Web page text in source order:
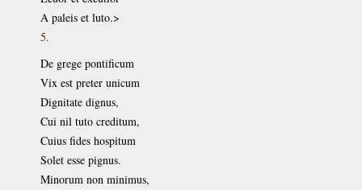
A paleis et luto.>
5.
De grege pontificum
Vix est preter unicum
Dignitate dignus,
Cui nil tuto creditum,
Cuius fides hospitum
Solet esse pignus.
Minorum non minimus,